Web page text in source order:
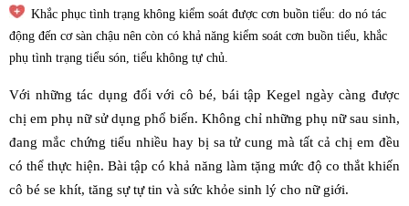
Khắc phục tình trạng không kiểm soát được cơn buồn tiểu: do nó tác
động đến cơ sàn chậu nên còn có khả năng kiểm soát cơn buồn tiểu, khắc
phụ tình trạng tiểu són, tiểu không tự chủ.
Với những tác dụng đối với cô bé, bái tập Kegel ngày càng được
chị em phụ nữ sử dụng phổ biến. Không chỉ những phụ nữ sau sinh,
đang mắc chứng tiểu nhiều hay bị sa tử cung mà tất cả chị em đều
có thể thực hiện. Bài tập có khả năng làm tặng mức độ co thắt khiến
cô bé se khít, tăng sự tự tin và sức khỏe sinh lý cho nữ giới.